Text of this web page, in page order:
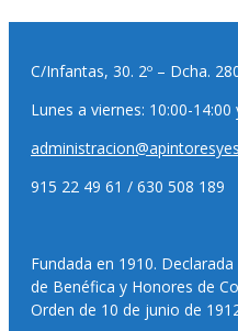
C/Infantas, 30. 2º – Dcha.
Lunes a viernes: 10:00-14:00
915 22 49 61 / 630 508 189
Fundada en 1910.
de Benéfica y Honores de
Orden de 10 de junio de